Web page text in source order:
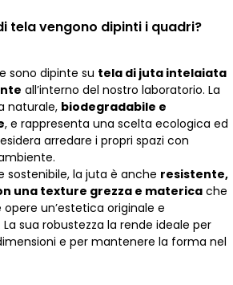
tela vengono dipinti i quadri?
sono dipinte su tela di juta intelaiata
all’interno del nostro laboratorio. La
naturale, biodegradabile e
, e rappresenta una scelta ecologica ed
arredare i propri spazi con
sostenibile, la juta è anche resistente,
una texture grezza e materica che
un’estetica originale e
sua robustezza la rende ideale per
e per mantenere la forma nel